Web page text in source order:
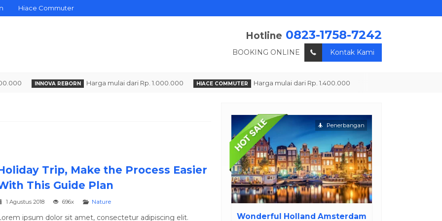
Hiace Commuter
Hotline 0823-1758-7242
BOOKING ONLINE Kontak Kami
INNOVA REBORN Harga mulai dari Rp. 1.000.000 HIACE COMMUTER Harga mulai dari Rp. 1.400.000
Trip, Make the Process Easier
This Guide Plan
1 Agustus 2018 696x Nature
ipsum dolor sit amet, consectetur adipiscing elit.
Amazing Europe Express Tour Wonderful Holland Amsterdam
Penerbangan
Special Tour Tanah Lot